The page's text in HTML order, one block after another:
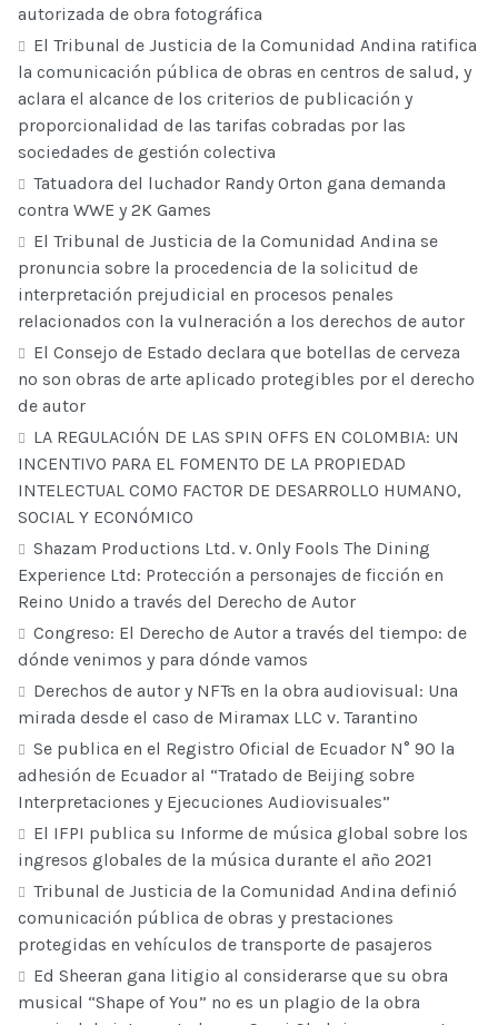
autorizada de obra fotográfica
El Tribunal de Justicia de la Comunidad Andina ratifica
la comunicación pública de obras en centros de salud, y
aclara el alcance de los criterios de publicación y
proporcionalidad de las tarifas cobradas por las
sociedades de gestión colectiva
Tatuadora del luchador Randy Orton gana demanda
contra WWE y 2K Games
El Tribunal de Justicia de la Comunidad Andina se
pronuncia sobre la procedencia de la solicitud de
interpretación prejudicial en procesos penales
relacionados con la vulneración a los derechos de autor
El Consejo de Estado declara que botellas de cerveza
no son obras de arte aplicado protegibles por el derecho
de autor
LA REGULACIÓN DE LAS SPIN OFFS EN COLOMBIA: UN
INCENTIVO PARA EL FOMENTO DE LA PROPIEDAD
INTELECTUAL COMO FACTOR DE DESARROLLO HUMANO,
SOCIAL Y ECONÓMICO
Shazam Productions Ltd. v. Only Fools The Dining
Experience Ltd: Protección a personajes de ficción en
Reino Unido a través del Derecho de Autor
Congreso: El Derecho de Autor a través del tiempo: de
dónde venimos y para dónde vamos
Derechos de autor y NFTs en la obra audiovisual: Una
mirada desde el caso de Miramax LLC v. Tarantino
Se publica en el Registro Oficial de Ecuador N° 90 la
adhesión de Ecuador al “Tratado de Beijing sobre
Interpretaciones y Ejecuciones Audiovisuales”
El IFPI publica su Informe de música global sobre los
ingresos globales de la música durante el año 2021
Tribunal de Justicia de la Comunidad Andina definió
comunicación pública de obras y prestaciones
protegidas en vehículos de transporte de pasajeros
Ed Sheeran gana litigio al considerarse que su obra
musical “Shape of You” no es un plagio de la obra